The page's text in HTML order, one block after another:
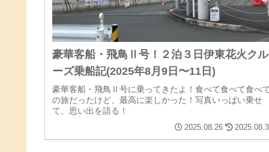
豪華客船・飛鳥Ⅱ号！２泊３日伊東花火クル
ーズ乗船記(2025年8月9日〜11日)
豪華客船・飛鳥Ⅱ号に乗ってきたよ！食べて食べて食べ
の旅だったけど、最高に楽しかった！写真いっぱい乗せ
て、思い出を語る！
2025.08.26